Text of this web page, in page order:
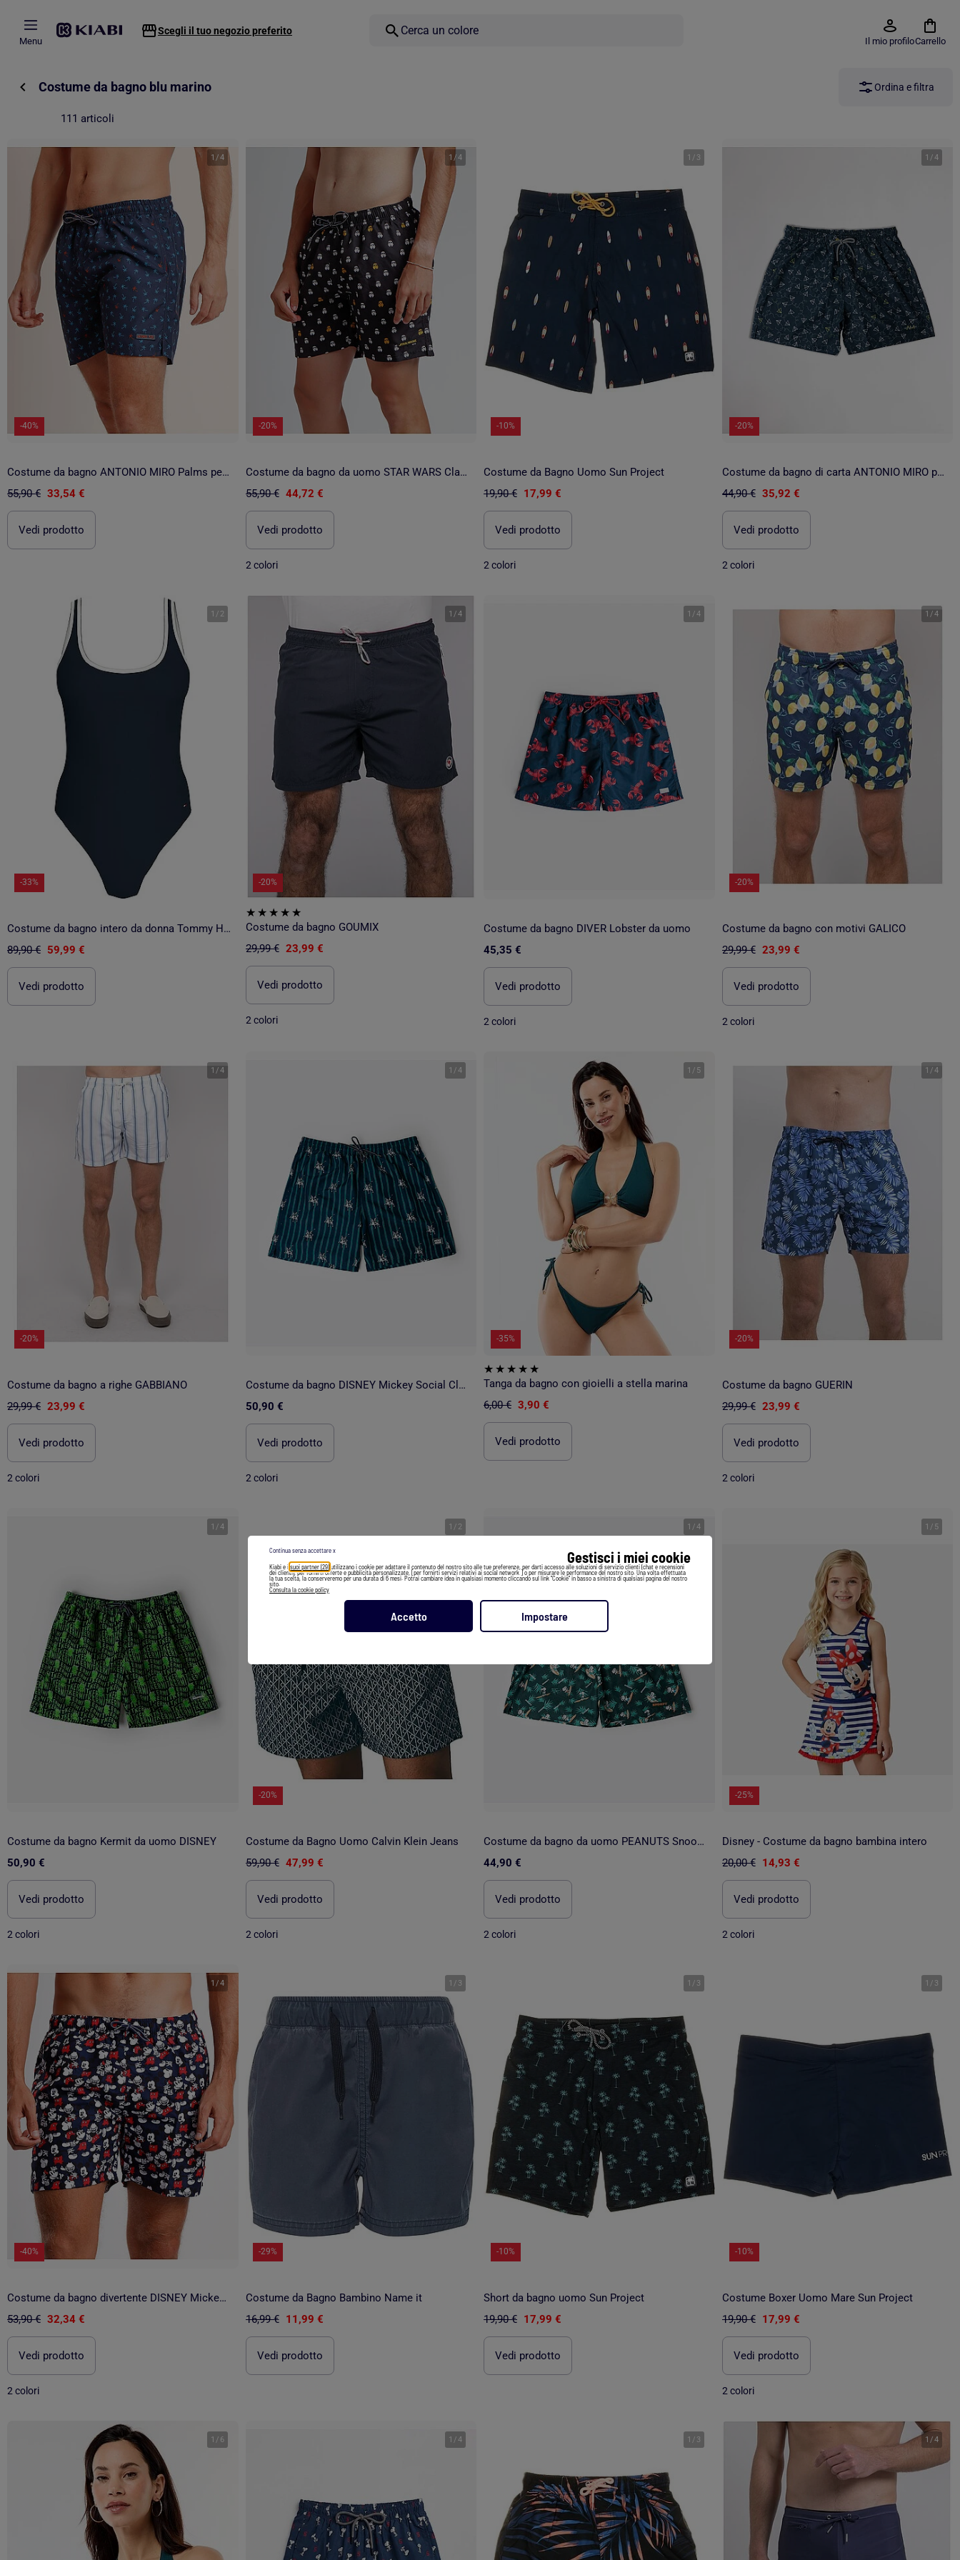
Gestisci i miei cookie
Kiabi e i suoi partner (29) utilizzano i cookie per adattare il contenuto del nostro sito alle tue preferenze, per darti accesso alle soluzioni di servizio clienti (chat e recensioni
dei clienti), per fornirti offerte e pubblicità personalizzate, [per fornirti servizi relativi ai social network ] o per misurare le performance del nostro sito. Una volta effettuata
la tua scelta, la conserveremo per una durata di 6 mesi. Potrai cambiare idea in qualsiasi momento cliccando sul link "Cookie" in basso a sinistra di qualsiasi pagina del nostro
sito.
Consulta la cookie policy
Accetto Impostare
Continua senza accettare x
Menu
Scegli il tuo negozio preferito
Il mio profiloCarrello
Costume da bagno blu marino Ordina e filtra
111 articoli
1 /4
-40%
Costume da bagno ANTONIO MIRO Palms per uomo
55,90 € 33,54 €
Vedi prodotto
1 /4
-20%
Costume da bagno da uomo STAR WARS Classic Trooper
55,90 € 44,72 €
Vedi prodotto
2 colori
1 / 3
-10%
Costume da Bagno Uomo Sun Project
19,90 € 17,99 €
Vedi prodotto
2 colori
1 /4
-20%
Costume da bagno di carta ANTONIO MIRO per uomo
44,90 € 35,92 €
Vedi prodotto
2 colori
1 / 2
-33%
Costume da bagno intero da donna Tommy Hilfiger
89,90 € 59,99 €
Vedi prodotto
1 /4
-20%
Costume da bagno GOUMIX
29,99 € 23,99 €
Vedi prodotto
2 colori
1 /4
Costume da bagno DIVER Lobster da uomo
45,35 €
Vedi prodotto
2 colori
1 /4
-20%
Costume da bagno con motivi GALICO
29,99 € 23,99 €
Vedi prodotto
2 colori
1 /4
-20%
Costume da bagno a righe GABBIANO
29,99 € 23,99 €
Vedi prodotto
2 colori
1 /4
Costume da bagno DISNEY Mickey Social Club da uomo
50,90 €
Vedi prodotto
2 colori
1 / 5
-35%
Tanga da bagno con gioielli a stella marina
6,00 € 3,90 €
Vedi prodotto
1 /4
-20%
Costume da bagno GUERIN
29,99 € 23,99 €
Vedi prodotto
2 colori
1 /4
Costume da bagno Kermit da uomo DISNEY
50,90 €
Vedi prodotto
2 colori
1 / 2
-20%
Costume da Bagno Uomo Calvin Klein Jeans
59,90 € 47,99 €
Vedi prodotto
2 colori
1 /4
Costume da bagno da uomo PEANUTS Snoopy Tropic Surf
44,90 €
Vedi prodotto
2 colori
1 / 5
-25%
Disney - Costume da bagno bambina intero
20,00 € 14,93 €
Vedi prodotto
2 colori
1 /4
-40%
Costume da bagno divertente DISNEY Mickey per uomo
53,90 € 32,34 €
Vedi prodotto
2 colori
1 / 3
-29%
Costume da Bagno Bambino Name it
16,99 € 11,99 €
Vedi prodotto
1 / 3
-10%
Short da bagno uomo Sun Project
19,90 € 17,99 €
Vedi prodotto
1 / 3
-10%
Costume Boxer Uomo Mare Sun Project
19,90 € 17,99 €
Vedi prodotto
2 colori
1 / 6 1 /4 1 / 3 1 /4